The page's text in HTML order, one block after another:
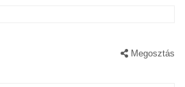
Megosztás